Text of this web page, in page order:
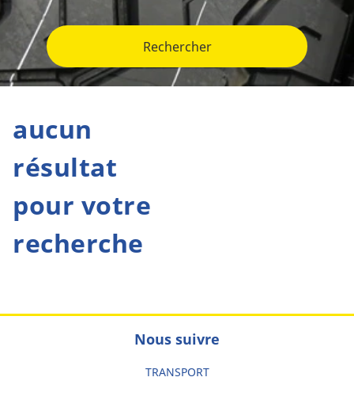
Rechercher
aucun
résultat
pour votre
recherche
Nous suivre
TRANSPORT